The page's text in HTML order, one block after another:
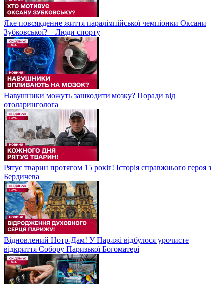
Яке повсякденне життя паралімпійської чемпіонки Оксани
Зубковської? – Люди спорту
Навушники можуть зашкодити мозку? Поради від
отоларинголога
Рятує тварин протягом 15 років! Історія справжнього героя з
Бердичева
Відновлений Нотр-Дам! У Парижі відбулося урочисте
відкриття Собору Паризької Богоматері